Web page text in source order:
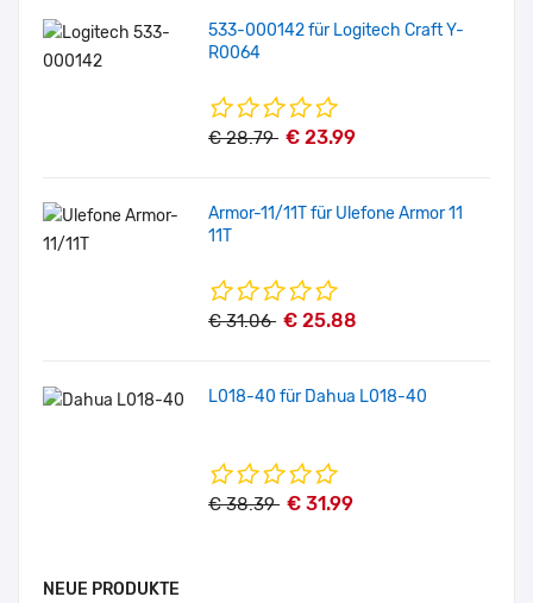
533-000142 für Logitech Craft Y-
R0064
€ 28.79 € 23.99
Armor-11/11T für Ulefone Armor 11
11T
€ 31.06 € 25.88
L018-40 für Dahua L018-40
€ 38.39 € 31.99
NEUE PRODUKTE